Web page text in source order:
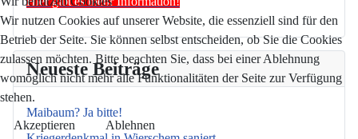
Neueste Beiträge
Maibaum? Ja bitte!
Wir nutzen Cookies auf unserer Website, die essenziell sind für den
Betrieb der Seite. Sie können selbst entscheiden, ob Sie die Cookies
zulassen möchten. Bitte beachten Sie, dass bei einer Ablehnung
womöglich nicht mehr alle Funktionalitäten der Seite zur Verfügung
stehen.
Akzeptieren Ablehnen